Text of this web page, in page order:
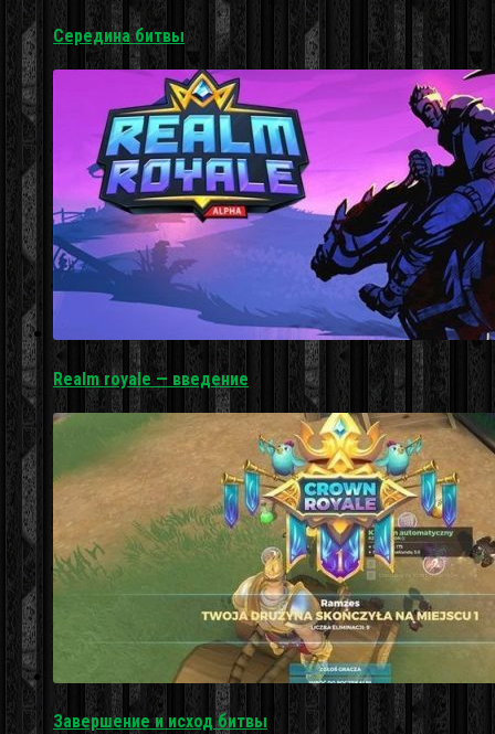
Середина битвы
Realm royale — введение
Завершение и исход битвы